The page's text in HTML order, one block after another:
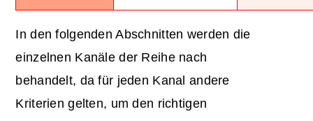
In den folgenden Abschnitten werden die
einzelnen Kanäle der Reihe nach
behandelt, da für jeden Kanal andere
Kriterien gelten, um den richtigen